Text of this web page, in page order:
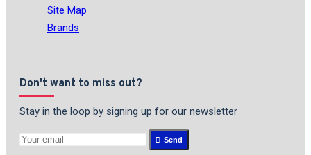
Site Map
Brands
Don't want to miss out?
Stay in the loop by signing up for our newsletter
Send